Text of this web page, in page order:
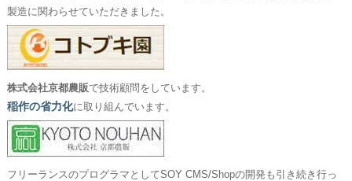
製造に関わらせていただきました。
株式会社京都農販で技術顧問をしています。
稲作の省力化に取り組んでいます。
フリーランスのプログラマとしてSOY CMS/Shopの開発も引き続き行っ